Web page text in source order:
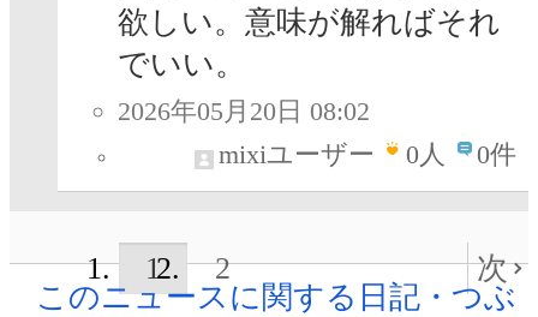
欲しい。意味が解ればそれ
でいい。
2026年05月20日 08:02
mixiユーザー
0人 0件
1 2
次
このニュースに関する日記・つぶ